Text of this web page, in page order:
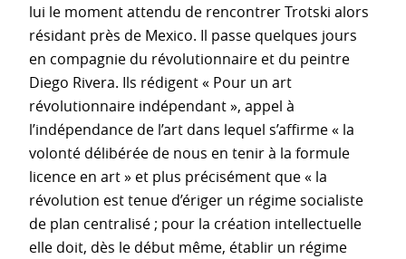
lui le moment attendu de rencontrer Trotski alors
résidant près de Mexico. Il passe quelques jours
en compagnie du révolutionnaire et du peintre
Diego Rivera. Ils rédigent « Pour un art
révolutionnaire indépendant », appel à
l’indépendance de l’art dans lequel s’affirme « la
volonté délibérée de nous en tenir à la formule
licence en art » et plus précisément que « la
révolution est tenue d’ériger un régime socialiste
de plan centralisé ; pour la création intellectuelle
elle doit, dès le début même, établir un régime